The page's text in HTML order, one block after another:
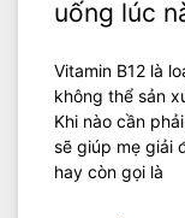
uống lúc
Vitamin B12 là
không thể sản
Khi nào cần
sẽ giúp mẹ giải
hay còn gọi là